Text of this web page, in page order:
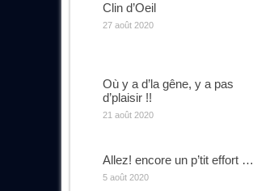
Clin d’Oeil
27 août 2020
Où y a d’la gêne, y a pas
d’plaisir !!
21 août 2020
Allez! encore un p’tit effort …
5 août 2020